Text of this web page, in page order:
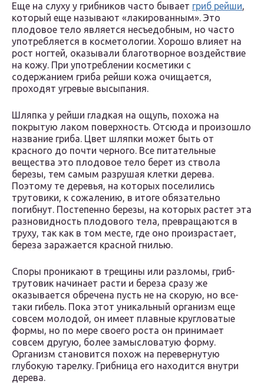
Еще на слуху у грибников часто бывает гриб рейши,
который еще называют «лакированным». Это
плодовое тело является несъедобным, но часто
употребляется в косметологии. Хорошо влияет на
рост ногтей, оказывали благотворное воздействие
на кожу. При употреблении косметики с
содержанием гриба рейши кожа очищается,
проходят угревые высыпания.
Шляпка у рейши гладкая на ощупь, похожа на
покрытую лаком поверхность. Отсюда и произошло
название гриба. Цвет шляпки может быть от
красного до почти черного. Все питательные
вещества это плодовое тело берет из ствола
березы, тем самым разрушая клетки дерева.
Поэтому те деревья, на которых поселились
трутовики, к сожалению, в итоге обязательно
погибнут. Постепенно березы, на которых растет эта
разновидность плодового тела, превращаются в
труху, так как в том месте, где оно произрастает,
береза заражается красной гнилью.
Споры проникают в трещины или разломы, гриб-
трутовик начинает расти и береза сразу же
оказывается обречена пусть не на скорую, но все-
таки гибель. Пока этот уникальный организм еще
совсем молодой, он имеет плавные кругловатые
формы, но по мере своего роста он принимает
совсем другую, более замысловатую форму.
Организм становится похож на перевернутую
глубокую тарелку. Грибница его находится внутри
дерева.